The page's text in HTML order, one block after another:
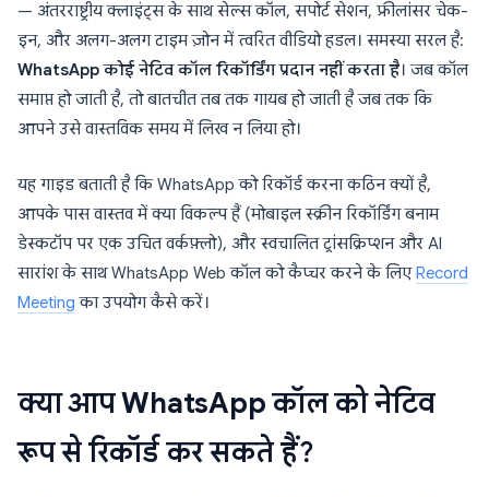
— अंतरराष्ट्रीय क्लाइंट्स के साथ सेल्स कॉल, सपोर्ट सेशन, फ्रीलांसर चेक-
इन, और अलग-अलग टाइम ज़ोन में त्वरित वीडियो हडल। समस्या सरल है:
WhatsApp कोई नेटिव कॉल रिकॉर्डिंग प्रदान नहीं करता है। जब कॉल
समाप्त हो जाती है, तो बातचीत तब तक गायब हो जाती है जब तक कि
आपने उसे वास्तविक समय में लिख न लिया हो।
यह गाइड बताती है कि WhatsApp को रिकॉर्ड करना कठिन क्यों है,
आपके पास वास्तव में क्या विकल्प हैं (मोबाइल स्क्रीन रिकॉर्डिंग बनाम
डेस्कटॉप पर एक उचित वर्कफ़्लो), और स्वचालित ट्रांसक्रिप्शन और AI
सारांश के साथ WhatsApp Web कॉल को कैप्चर करने के लिएRecord
Meeting का उपयोग कैसे करें।
क्या आप WhatsApp कॉल को नेटिव
रूप से रिकॉर्ड कर सकते हैं?